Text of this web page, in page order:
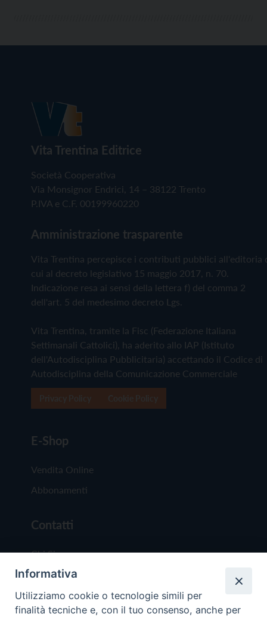
Vita Trentina Editrice
Società Cooperativa
Via Monsignor Endrici, 14 – 38122 Trento
P.IVA e C.F. 00199960220
Amministrazione trasparente
Vita Trentina percepisce i contributi pubblici all'editoria
cui al decreto legislativo 15 maggio 2017, n. 70.
Indicazione resa ai sensi della lettera f) del comma 2
dell'art. 5 del medesimo decreto Lgs.
Vita Trentina, tramite la Fisc (Federazione Italiana
Settimanali Cattolici), ha aderito allo IAP (Istituto
dell'Autodisciplina Pubblicitaria) accettando il Codice di
Autodisciplina della Comunicazione Commerciale
E-Shop
Vendita Online
Abbonamenti
Contatti
Chi Siamo
Redazione
Scrivici
Informativa
Utilizziamo cookie o tecnologie simili per
finalità tecniche e, con il tuo consenso, anche per